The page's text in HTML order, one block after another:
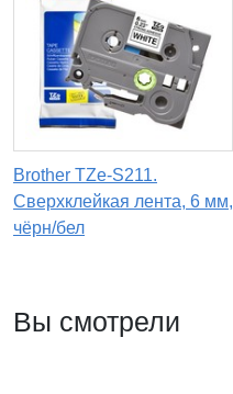
Brother TZe-S211.
Сверхклейкая лента, 6 мм,
чёрн/бел
Вы смотрели